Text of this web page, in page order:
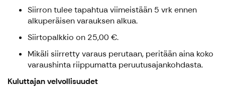
Siirron tulee tapahtua viimeistään 5 vrk ennen
alkuperäisen varauksen alkua.
Siirtopalkkio on 25,00 €.
Mikäli siirretty varaus perutaan, peritään aina koko
varaushinta riippumatta peruutusajankohdasta.
Kuluttajan velvollisuudet